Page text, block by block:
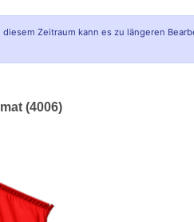
Zeitraum kann es zu längeren
(4006)